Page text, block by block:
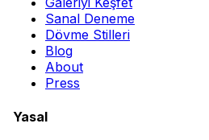
Sanal Deneme
Dövme Stilleri
Blog
About
Press
Yasal